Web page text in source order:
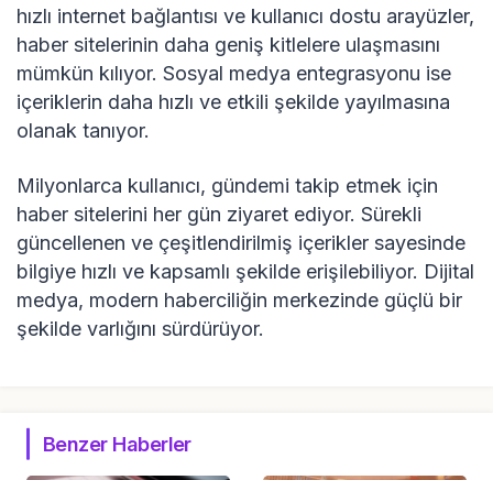
hızlı internet bağlantısı ve kullanıcı dostu arayüzler,
haber sitelerinin daha geniş kitlelere ulaşmasını
mümkün kılıyor. Sosyal medya entegrasyonu ise
içeriklerin daha hızlı ve etkili şekilde yayılmasına
olanak tanıyor.
Milyonlarca kullanıcı, gündemi takip etmek için
haber sitelerini her gün ziyaret ediyor. Sürekli
güncellenen ve çeşitlendirilmiş içerikler sayesinde
bilgiye hızlı ve kapsamlı şekilde erişilebiliyor. Dijital
medya, modern haberciliğin merkezinde güçlü bir
şekilde varlığını sürdürüyor.
Benzer Haberler